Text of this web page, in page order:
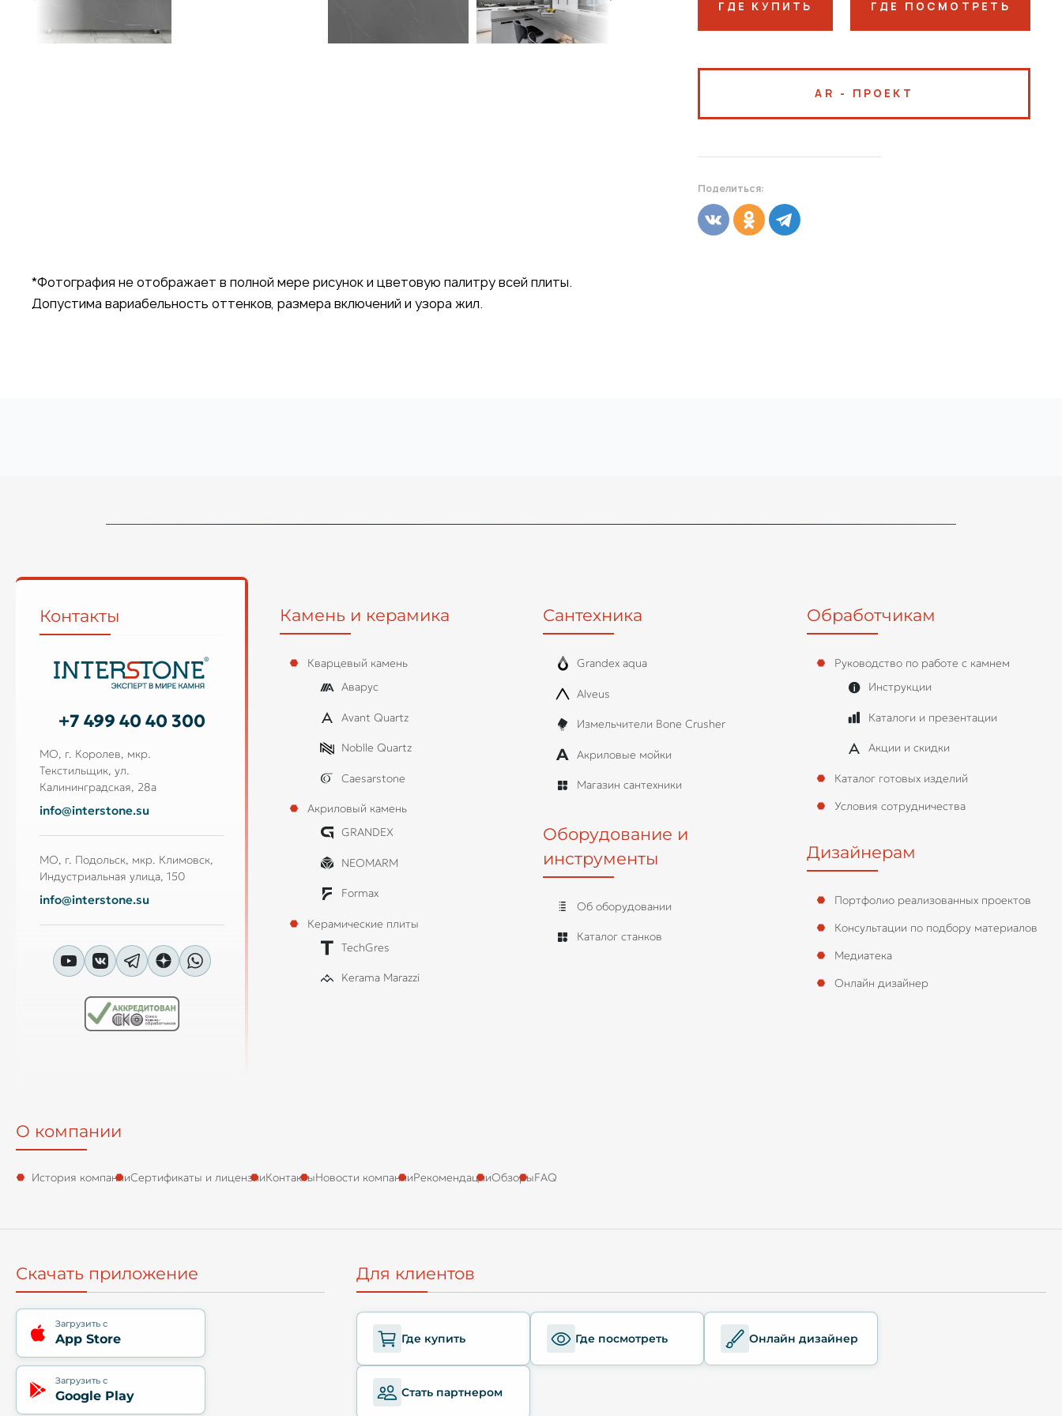
ГДЕ КУПИТЬ ГДЕ ПОСМОТРЕТЬ
AR - ПРОЕКТ
Поделиться:
*Фотография не отображает в полной мере рисунок и цветовую палитру всей плиты.
Допустима вариабельность оттенков, размера включений и узора жил.
Контакты
+7 499 40 40 300
МО, г. Королев, мкр.
Текстильщик, ул.
Калининградская, 28а
info@interstone.su
МО, г. Подольск, мкр. Климовск,
Индустриальная улица, 150
info@interstone.su
Камень и керамика
Кварцевый камень
Аварус
Avant Quartz
Noblle Quartz
Caesarstone
Акриловый камень
GRANDEX
NEOMARM
Formax
Керамические плиты
TechGres
Kerama Marazzi
Сантехника
Grandex aqua
Alveus
Измельчители Bone Crusher
Акриловые мойки
Магазин сантехники
Оборудование и
инструменты
Об оборудовании
Каталог станков
Обработчикам
Руководство по работе с камнем
Инструкции
Каталоги и презентации
Акции и скидки
Каталог готовых изделий
Условия сотрудничества
Дизайнерам
Портфолио реализованных проектов
Консультации по подбору материалов
Медиатека
Онлайн дизайнер
О компании
История компанииСертификаты и лицензииКонтактыНовости компанииРекомендацииОбзорыFAQ
Скачать приложение
Загрузить с
App Store
Загрузить с
Google Play
Для клиентов
Где купить Где посмотреть Онлайн дизайнер
Стать партнером